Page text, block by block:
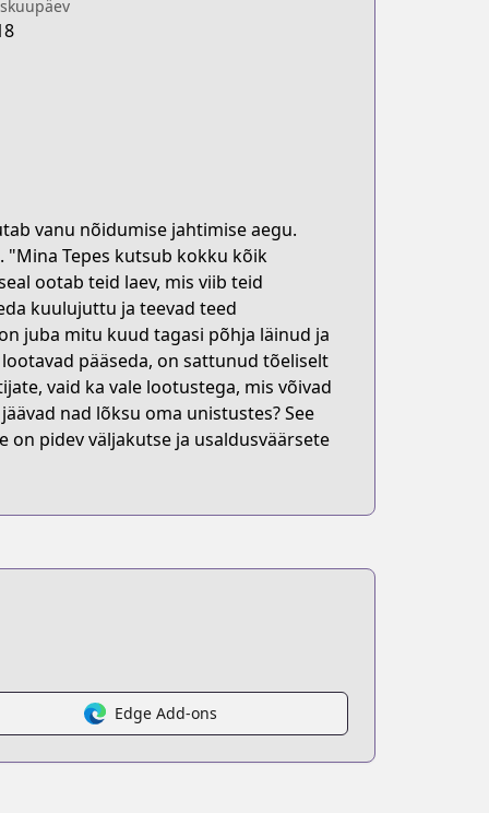
vanu nõidumise jahtimise aegu.
Tepes kutsub kokku kõik
ootab teid laev, mis viib teid
kuulujuttu ja teevad teed
juba mitu kuud tagasi põhja läinud ja
pääseda, on sattunud tõeliselt
vaid ka vale lootustega, mis võivad
nad lõksu oma unistustes? See
on pidev väljakutse ja usaldusväärsete
Edge Add-ons